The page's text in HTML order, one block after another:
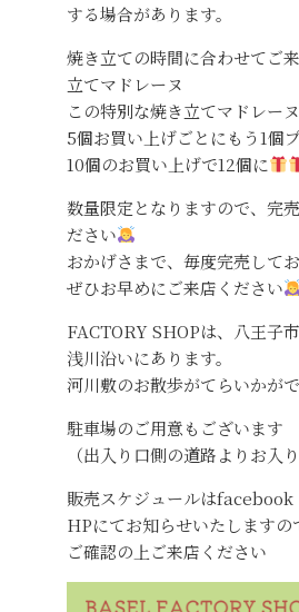
する場合があります。
焼き立ての時間に合わせてご
立てマドレーヌ
この特別な焼き立てマドレーヌ
5個お買い上げごとにもう1個
10個のお買い上げで12個に
数量限定となりますので、完
ださい
おかげさまで、毎度完売して
ぜひお早めにご来店ください
FACTORY SHOPは、八王子
浅川沿いにあります。
河川敷のお散歩がてらいかが
駐車場のご用意もございます
（出入り口側の道路よりお入
販売スケジュールは
HPにてお知らせいたしますの
ご確認の上ご来店ください